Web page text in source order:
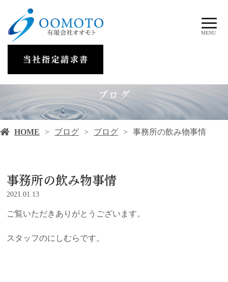
MENU
ブログ
HOME ブログ ブログ 事務所の飲み物事情
事務所の飲み物事情
2021.01.13
ご覧いただきありがとうございます。
スタッフのにしむらです。